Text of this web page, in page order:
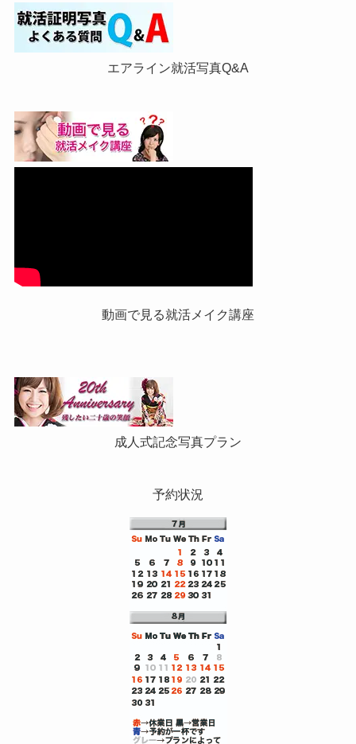
エアライン就活写真Q&A
動画で見る就活メイク講座
成人式記念写真プラン
予約状況